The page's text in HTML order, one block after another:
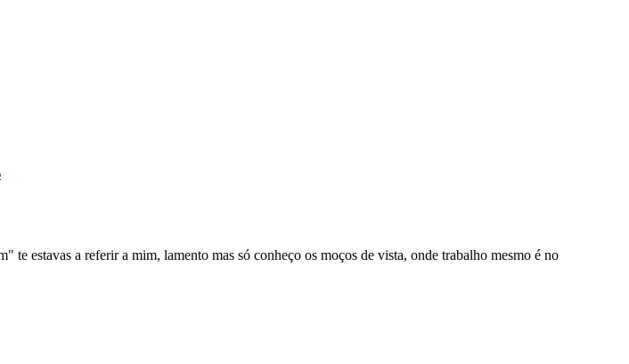
te estavas a referir a mim, lamento mas só conheço os moços de vista, onde trabalho mesmo é no